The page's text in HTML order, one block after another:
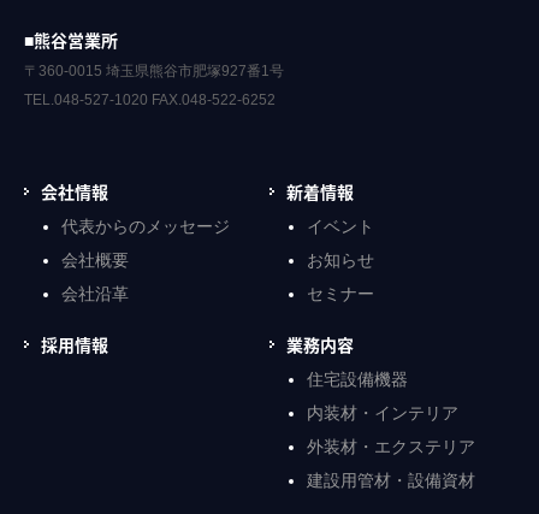
■熊谷営業所
〒360-0015 埼玉県熊谷市肥塚927番1号
TEL.048-527-1020 FAX.048-522-6252
会社情報
代表からのメッセージ
会社概要
会社沿革
新着情報
イベント
お知らせ
セミナー
採用情報 業務内容
住宅設備機器
内装材・インテリア
外装材・エクステリア
建設用管材・設備資材